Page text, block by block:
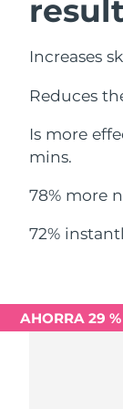
Increases
Reduces
Is more
mins.
78% more
72%
AHORRA 29 %
Puerto Rico